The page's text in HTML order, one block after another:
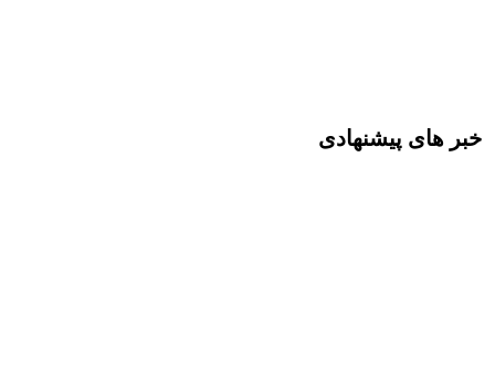
خبر های پیشنهادی